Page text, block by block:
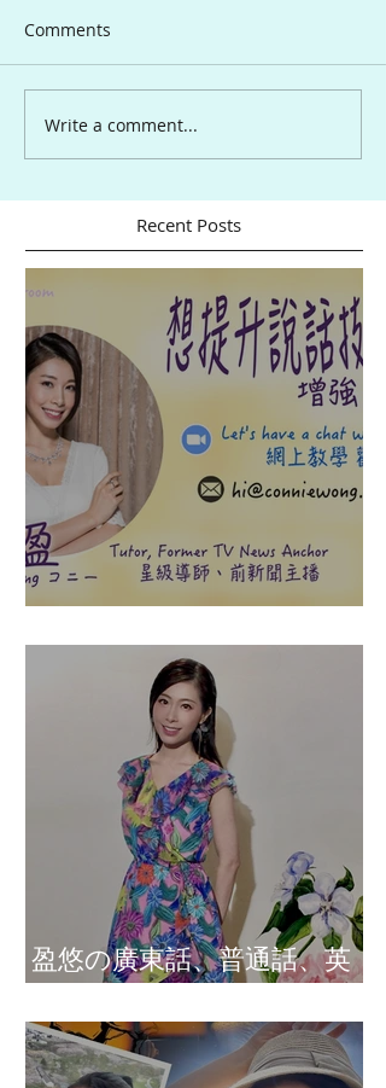
Comments
Write a comment...
Recent Posts
盈悠の廣東話、普通話、英